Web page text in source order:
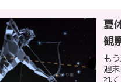
夏
観
も
週